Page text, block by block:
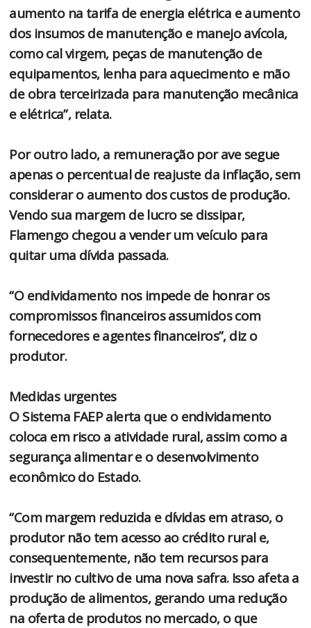
aumento na tarifa de energia elétrica e aumento
dos insumos de manutenção e manejo avícola,
como cal virgem, peças de manutenção de
equipamentos, lenha para aquecimento e mão
de obra terceirizada para manutenção mecânica
e elétrica”, relata.
Por outro lado, a remuneração por ave segue
apenas o percentual de reajuste da inflação, sem
considerar o aumento dos custos de produção.
Vendo sua margem de lucro se dissipar,
Flamengo chegou a vender um veículo para
quitar uma dívida passada.
“O endividamento nos impede de honrar os
compromissos financeiros assumidos com
fornecedores e agentes financeiros”, diz o
produtor.
Medidas urgentes
O Sistema FAEP alerta que o endividamento
coloca em risco a atividade rural, assim como a
segurança alimentar e o desenvolvimento
econômico do Estado.
“Com margem reduzida e dívidas em atraso, o
produtor não tem acesso ao crédito rural e,
consequentemente, não tem recursos para
investir no cultivo de uma nova safra. Isso afeta a
produção de alimentos, gerando uma redução
na oferta de produtos no mercado, o que